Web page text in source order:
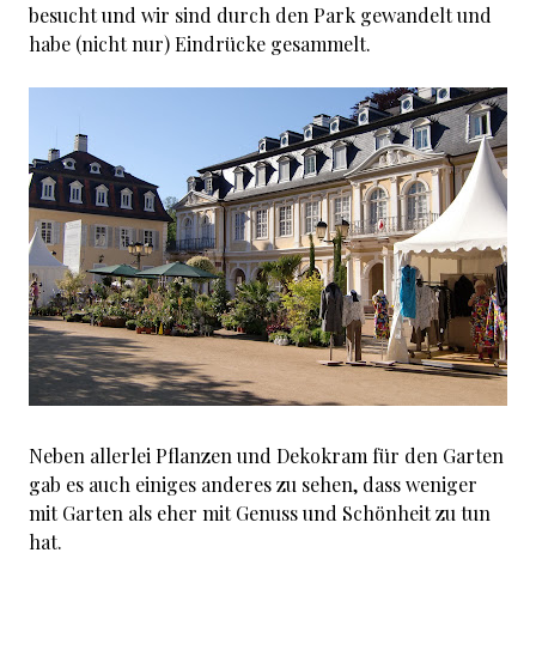
besucht und wir sind durch den Park gewandelt und
habe (nicht nur) Eindrücke gesammelt.
Neben allerlei Pflanzen und Dekokram für den Garten
gab es auch einiges anderes zu sehen, dass weniger
mit Garten als eher mit Genuss und Schönheit zu tun
hat.